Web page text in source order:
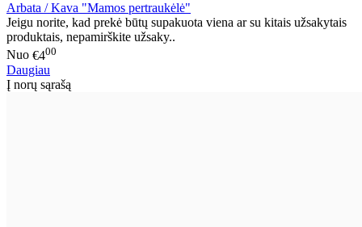
Arbata / Kava "Mamos pertraukėlė"
Jeigu norite, kad prekė būtų supakuota viena ar su kitais užsakytais
produktais, nepamirškite užsaky..
Nuo €400
Daugiau
Į norų sąrašą